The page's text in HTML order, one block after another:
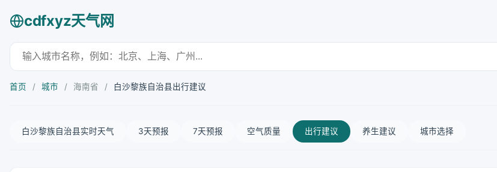
cdfxyz天气网
首页 / 城市 / 海南省 / 白沙黎族自治县出行建议
白沙黎族自治县实时天气 3天预报 7天预报 空气质量 出行建议 养生建议 城市选择